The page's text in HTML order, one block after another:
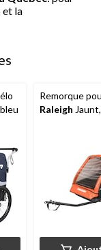
et la
Remorque
Raleigh